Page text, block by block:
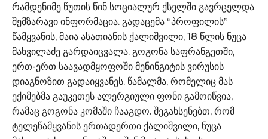
რამდენიმე წუთის წინ სოციალურ ქსელში გავრცელდა
შემზარავი ინფორმაცია. გადაცემა “პროფილის”
წამყვანის, მაია ასათიანის ქალიშვილი, 18 წლის ნუცა
მახვილაძე გარდაიცვალა. გოგონა საფრანგეთში,
ერთ-ერთ საავადმყოფოში მენინგიტის ვირუსის
დიაგნოზით გადაიყვანეს. წამალმა, რომელიც მას
ექიმებმა გაუკეთეს ალერგიული ფონი გამოიწვია,
რამაც გოგონა კომაში ჩააგდო. შეგახსენებთ, რომ
ტელეწამყვანის ერთადერთი ქალიშვილი, ნუცა